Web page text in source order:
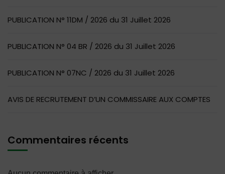
PUBLICATION N° 11DM / 2026 du 31 Juillet 2026
PUBLICATION N° 04 BR / 2026 du 31 Juillet 2026
PUBLICATION N° 07NC / 2026 du 31 Juillet 2026
AVIS DE RECRUTEMENT D’UN COMMISSAIRE AUX COMPTES
Commentaires récents